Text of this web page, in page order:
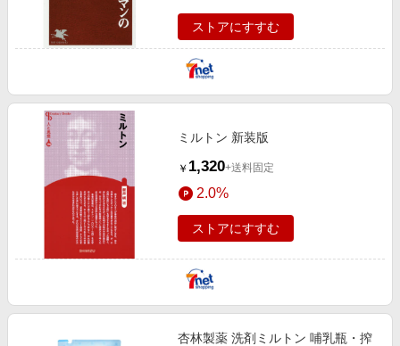
ストアにすすむ
ミルトン 新装版
￥ 1,320+送料固定
2.0%
ストアにすすむ
杏林製薬 洗剤ミルトン 哺乳瓶・搾